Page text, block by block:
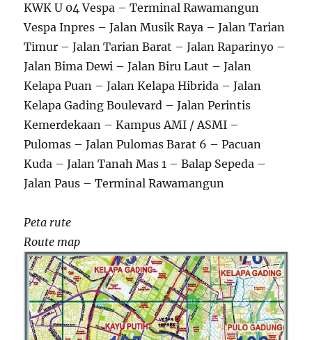
KWK U 04 Vespa – Terminal Rawamangun
Vespa Inpres – Jalan Musik Raya – Jalan Tarian
Timur – Jalan Tarian Barat – Jalan Raparinyo –
Jalan Bima Dewi – Jalan Biru Laut – Jalan
Kelapa Puan – Jalan Kelapa Hibrida – Jalan
Kelapa Gading Boulevard – Jalan Perintis
Kemerdekaan – Kampus AMI / ASMI –
Pulomas – Jalan Pulomas Barat 6 – Pacuan
Kuda – Jalan Tanah Mas 1 – Balap Sepeda –
Jalan Paus – Terminal Rawamangun
Peta rute
Route map